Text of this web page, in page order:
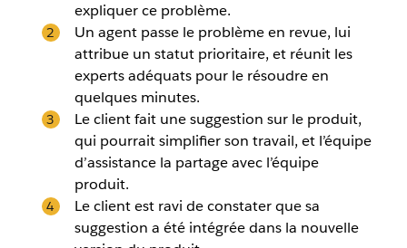
expliquer ce problème.
Un agent passe le problème en revue, lui
attribue un statut prioritaire, et réunit les
experts adéquats pour le résoudre en
quelques minutes.
Le client fait une suggestion sur le produit,
qui pourrait simplifier son travail, et l’équipe
d’assistance la partage avec l’équipe
produit.
Le client est ravi de constater que sa
suggestion a été intégrée dans la nouvelle